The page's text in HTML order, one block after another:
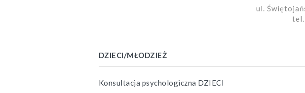
ul.
DZIECI/MŁODZIEŻ
Konsultacja psychologiczna DZIECI